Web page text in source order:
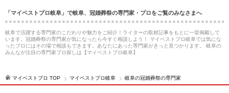
「マイベストプロ岐阜」で岐阜、冠婚葬祭の専門家・プロをご覧のみなさまへ
岐阜で活躍する専門家のこだわりや魅力をご紹介！ライターの取材記事をもとに一挙掲載して
います。冠婚葬祭の専門家が気になったら今すぐ相談しよう！ マイベストプロ岐阜では気にな
ったプロにはその場で相談もできます。あなたにあった専門家がきっと見つかります。 岐阜の
みんなが注目の専門家プロ探しは【マイベストプロ岐阜】
マイベストプロ TOP マイベストプロ岐阜 岐阜の冠婚葬祭の専門家